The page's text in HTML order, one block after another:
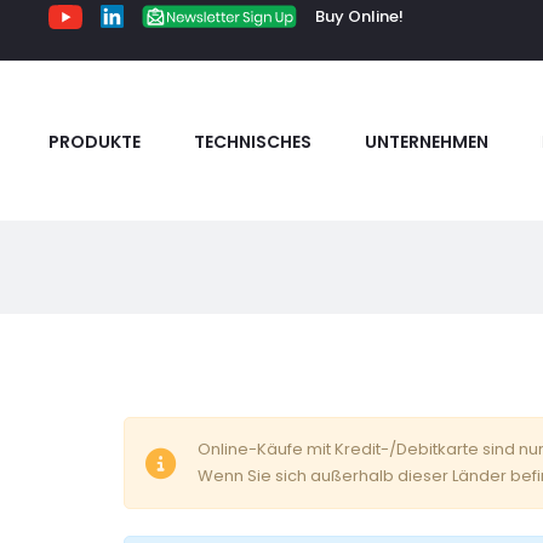
Buy Online!
PRODUKTE TECHNISCHES UNTERNEHMEN
E
i
Online-Käufe mit Kredit-/Debitkarte sind
Wenn Sie sich außerhalb dieser Länder